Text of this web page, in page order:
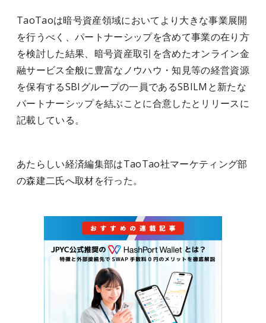
TaoTaoは暗号資産領域においてより大きな事業展開
を行うべく、パートナーシップを含めて事業の在り方
を検討した結果、暗号資産取引を含めたオンライン金
融サービス全般に豊富なノウハウ・知見等の経営資源
を保有するSBIグループの一員であるSBILMと新たな
パートナーシップを結ぶことに合意したとリリースに
記載している。
あたらしい経済編集部はTaoTao社マーケティング部
の森建二氏へ取材を行った。